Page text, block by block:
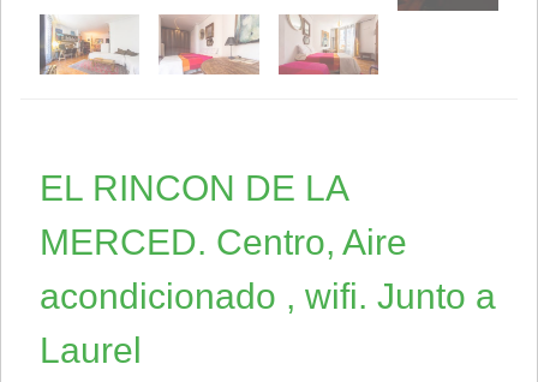
EL RINCON DE LA
MERCED. Centro, Aire
acondicionado , wifi. Junto a
Laurel